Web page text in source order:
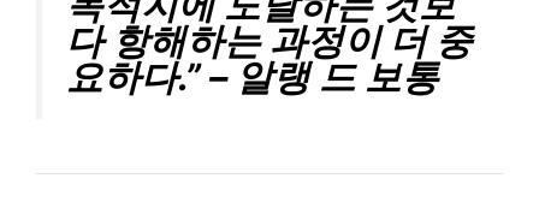
다 항해하는 과정이 더 중
요하다.” – 알랭 드 보통